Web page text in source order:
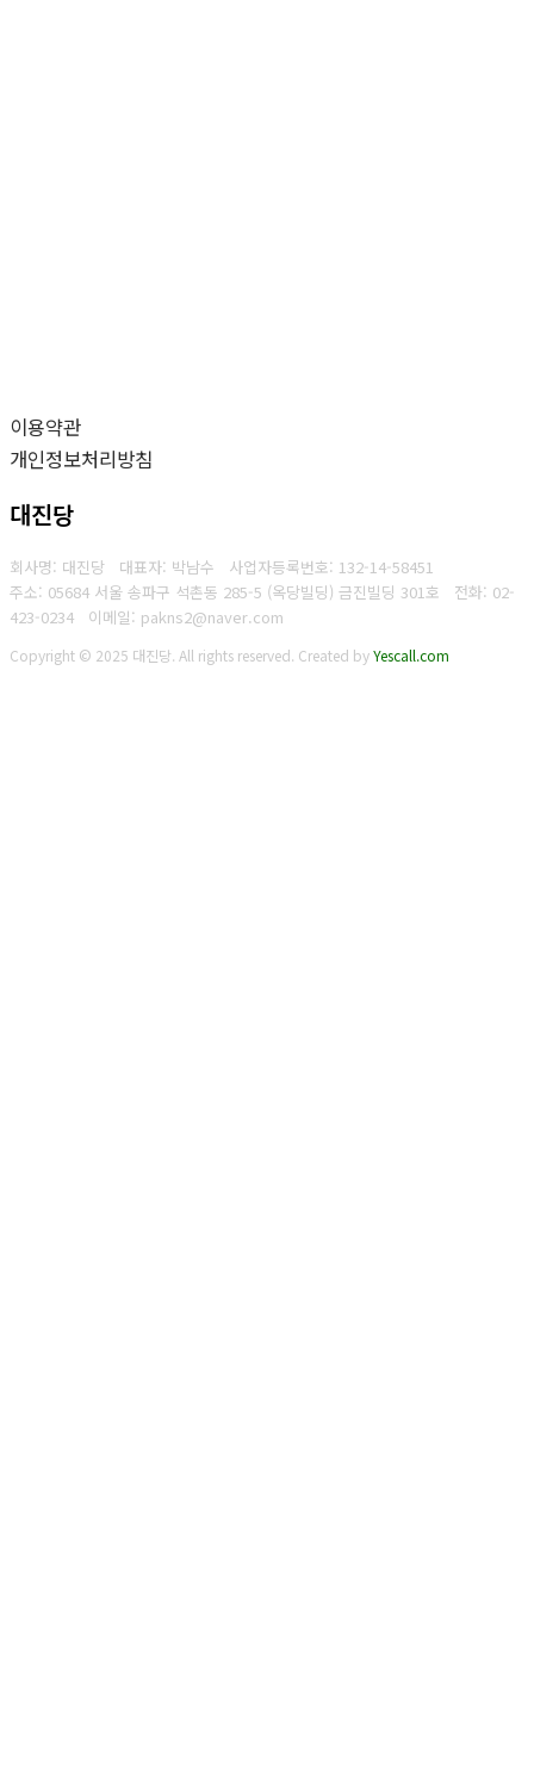
이용약관
개인정보처리방침
대진당
회사명: 대진당 대표자: 박남수 사업자등록번호: 132-14-58451
주소: 05684 서울 송파구 석촌동 285-5 (옥당빌딩) 금진빌딩 301호 전화: 02-
423-0234 이메일: pakns2@naver.com
Copyright © 2025 대진당. All rights reserved. Created byYescall.com